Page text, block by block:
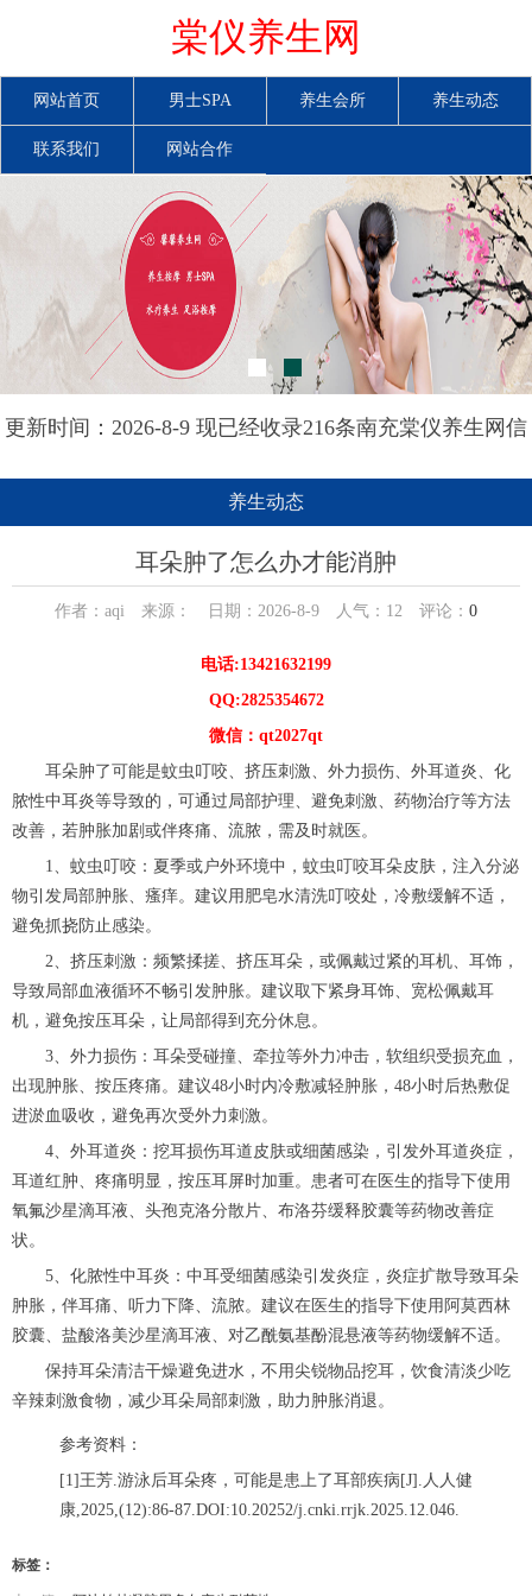
棠仪养生网
网站首页 男士SPA 养生会所 养生动态
联系我们 网站合作
更新时间：2026-8-9 现已经收录216条南充棠仪养生网信
养生动态
耳朵肿了怎么办才能消肿
作者：aqi 来源： 日期：2026-8-9 人气： 12 评论： 0
电话:13421632199
QQ:2825354672
微信：qt2027qt
耳朵肿了可能是蚊虫叮咬、挤压刺激、外力损伤、外耳道炎、化
脓性中耳炎等导致的，可通过局部护理、避免刺激、药物治疗等方法
改善，若肿胀加剧或伴疼痛、流脓，需及时就医。
1、蚊虫叮咬：夏季或户外环境中，蚊虫叮咬耳朵皮肤，注入分泌
物引发局部肿胀、瘙痒。建议用肥皂水清洗叮咬处，冷敷缓解不适，
避免抓挠防止感染。
2、挤压刺激：频繁揉搓、挤压耳朵，或佩戴过紧的耳机、耳饰，
导致局部血液循环不畅引发肿胀。建议取下紧身耳饰、宽松佩戴耳
机，避免按压耳朵，让局部得到充分休息。
3、外力损伤：耳朵受碰撞、牵拉等外力冲击，软组织受损充血，
出现肿胀、按压疼痛。建议48小时内冷敷减轻肿胀，48小时后热敷促
进淤血吸收，避免再次受外力刺激。
4、外耳道炎：挖耳损伤耳道皮肤或细菌感染，引发外耳道炎症，
耳道红肿、疼痛明显，按压耳屏时加重。患者可在医生的指导下使用
氧氟沙星滴耳液、头孢克洛分散片、布洛芬缓释胶囊等药物改善症
状。
5、化脓性中耳炎：中耳受细菌感染引发炎症，炎症扩散导致耳朵
肿胀，伴耳痛、听力下降、流脓。建议在医生的指导下使用阿莫西林
胶囊、盐酸洛美沙星滴耳液、对乙酰氨基酚混悬液等药物缓解不适。
保持耳朵清洁干燥避免进水，不用尖锐物品挖耳，饮食清淡少吃
辛辣刺激食物，减少耳朵局部刺激，助力肿胀消退。
参考资料：
[1]王芳.游泳后耳朵疼，可能是患上了耳部疾病[J].人人健
康,2025,(12):86-87.DOI:10.20252/j.cnki.rrjk.2025.12.046.
标签：